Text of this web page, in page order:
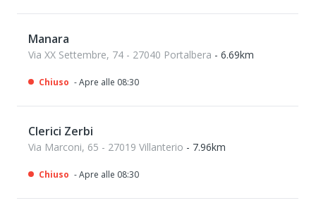
Manara
Via XX Settembre, 74 - 27040 Portalbera - 6.69km
Chiuso - Apre alle 08:30
Clerici Zerbi
Via Marconi, 65 - 27019 Villanterio - 7.96km
Chiuso - Apre alle 08:30